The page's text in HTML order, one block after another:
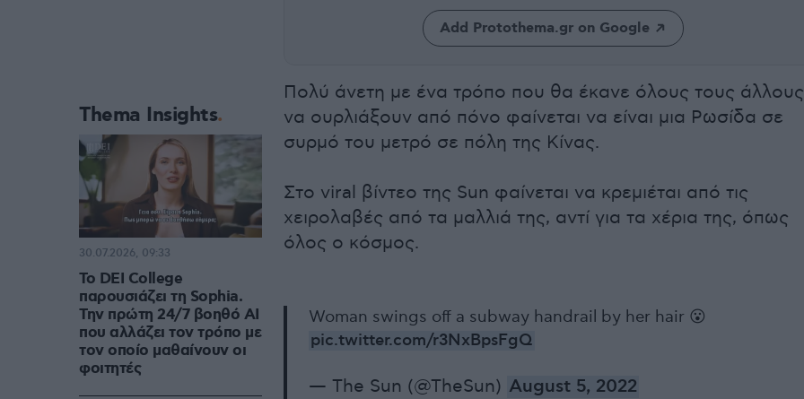
Add Protothema.gr on Google
Πολύ άνετη με ένα τρόπο που θα έκανε όλους τους άλλους
να ουρλιάξουν από πόνο φαίνεται να είναι μια Ρωσίδα σε
συρμό του μετρό σε πόλη της Κίνας.
Στο viral βίντεο της Sun φαίνεται να κρεμιέται από τις
χειρολαβές από τα μαλλιά της, αντί για τα χέρια της, όπως
όλος ο κόσμος.
Woman swings off a subway handrail by her hair 😮
pic.twitter.com/r3NxBpsFgQ
— The Sun (@TheSun) August 5, 2022
Thema Insights
Το DEI College
παρουσιάζει τη Sophia.
Την πρώτη 24/7 βοηθό AI
που αλλάζει τον τρόπο με
τον οποίο μαθαίνουν οι
φοιτητές
30.07.2026, 09:33